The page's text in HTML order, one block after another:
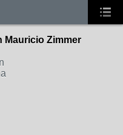
Mauricio Zimmer